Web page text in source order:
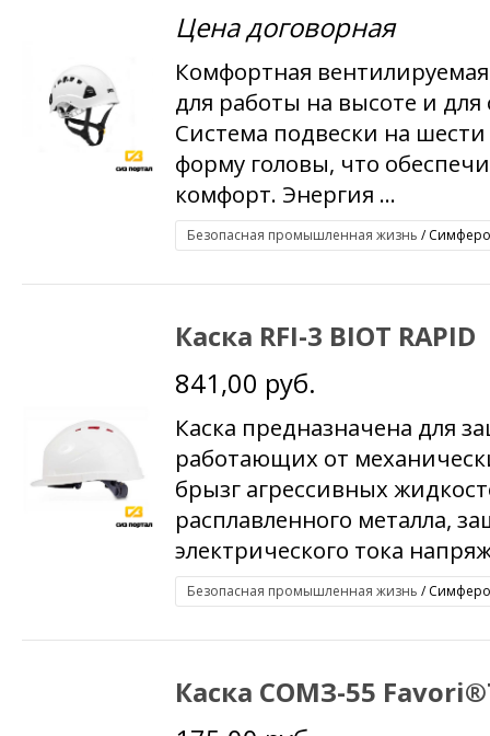
Цена договорная
Комфортная вентилируемая
для работы на высоте и для
Система подвески на
форму головы, что
комфорт. Энергия ...
Безопасная промышленная жизнь /
Каска RFI-3 BIOT RAPID
841,00 руб.
Каска предназначена для
работающих от
брызг агрессивных
расплавленного металла,
электрического тока
Безопасная промышленная жизнь /
Каска СОМЗ-55